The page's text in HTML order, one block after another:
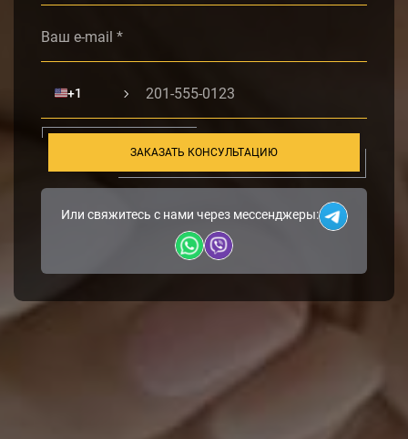
🇺🇸+1
ЗАКАЗАТЬ КОНСУЛЬТАЦИЮ
Или свяжитесь с нами через мессенджеры: